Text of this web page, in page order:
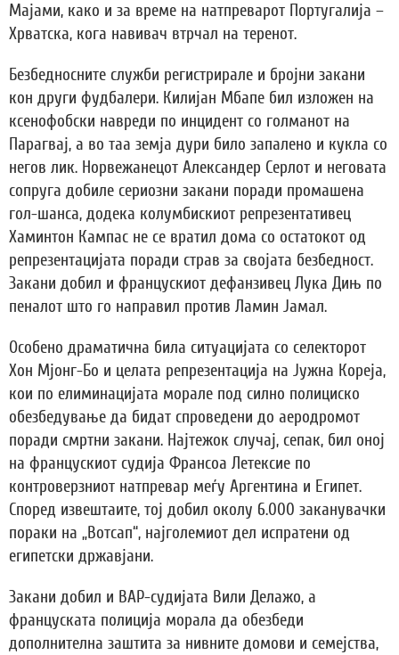
Мајами, како и за време на натпреварот Португалија –
Хрватска, кога навивач втрчал на теренот.
Безбедносните служби регистрирале и бројни закани
кон други фудбалери. Килијан Мбапе бил изложен на
ксенофобски навреди по инцидент со голманот на
Парагвај, а во таа земја дури било запалено и кукла со
негов лик. Норвежанецот Александер Серлот и неговата
сопруга добиле сериозни закани поради промашена
гол-шанса, додека колумбискиот репрезентативец
Хаминтон Кампас не се вратил дома со остатокот од
репрезентацијата поради страв за својата безбедност.
Закани добил и францускиот дефанзивец Лука Дињ по
пеналот што го направил против Ламин Јамал.
Особено драматична била ситуацијата со селекторот
Хон Мјонг-Бо и целата репрезентација на Јужна Кореја,
кои по елиминацијата морале под силно полициско
обезбедување да бидат спроведени до аеродромот
поради смртни закани. Најтежок случај, сепак, бил оној
на францускиот судија Франсоа Летексие по
контроверзниот натпревар меѓу Аргентина и Египет.
Според извештаите, тој добил околу 6.000 заканувачки
пораки на „Вотсап“, најголемиот дел испратени од
египетски државјани.
Закани добил и ВАР-судијата Вили Делажо, а
француската полиција морала да обезбеди
дополнителна заштита за нивните домови и семејства,